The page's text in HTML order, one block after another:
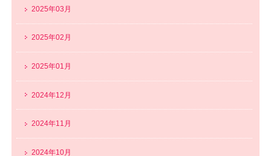
2025年03月
2025年02月
2025年01月
2024年12月
2024年11月
2024年10月